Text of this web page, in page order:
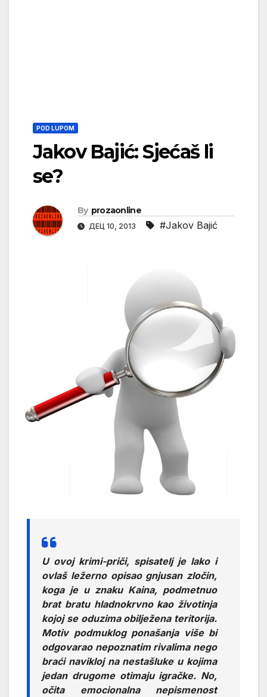
POD LUPOM
Jakov Bajić: Sjećaš li
se?
By prozaonline
ДЕЦ 10, 2013 #Jakov Bajić
U ovoj krimi-priči, spisatelj je lako i
ovlaš ležerno opisao gnjusan zločin,
koga je u znaku Kaina, podmetnuo
brat bratu hladnokrvno kao životinja
kojoj se oduzima obilježena teritorija.
Motiv podmuklog ponašanja više bi
odgovarao nepoznatim rivalima nego
braći navikloj na nestašluke u kojima
jedan drugome otimaju igračke. No,
očita emocionalna nepismenost